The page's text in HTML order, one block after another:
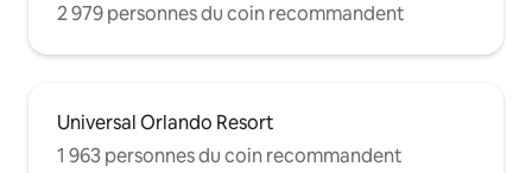
2 979 personnes du coin recommandent
Universal Orlando Resort
1 963 personnes du coin recommandent